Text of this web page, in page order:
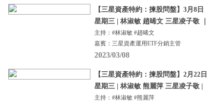
【三星資產特約：揀股問盤】3月8日
星期三 | 林淑敏 趙晞文 三星凌子敬 ｜
主持：#林淑敏 #趙晞文
嘉賓：三星資產運用ETF分銷主管
2023/03/08
【三星資產特約：揀股問盤】2月22日
星期三 | 林淑敏 熊麗萍 三星凌子敬 |
主持：#林淑敏 #熊麗萍